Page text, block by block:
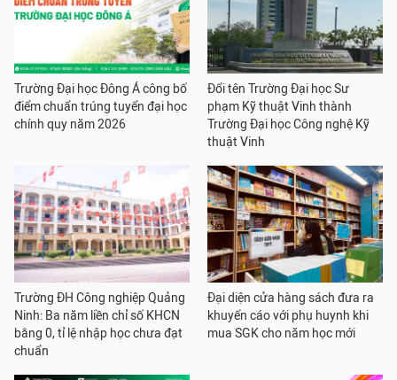
Trường Đại học Đông Á công bố
điểm chuẩn trúng tuyển đại học
chính quy năm 2026
Đổi tên Trường Đại học Sư
phạm Kỹ thuật Vinh thành
Trường Đại học Công nghệ Kỹ
thuật Vinh
Trường ĐH Công nghiệp Quảng
Ninh: Ba năm liền chỉ số KHCN
bằng 0, tỉ lệ nhập học chưa đạt
chuẩn
Đại diện cửa hàng sách đưa ra
khuyến cáo với phụ huynh khi
mua SGK cho năm học mới